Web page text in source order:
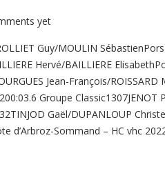
yet
Guy/MOULIN
Hervé/BAILLIERE
Jean-François/
Groupe
Gaël/DUPANLOUP
d’Arbroz-Sommand – HC vhc